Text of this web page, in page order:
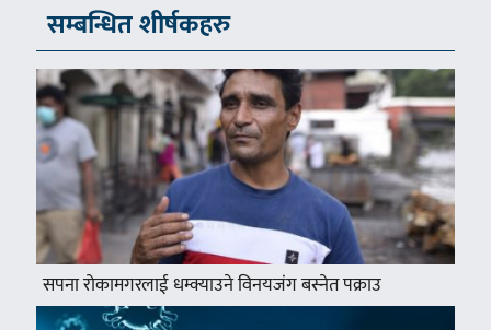
सम्बन्धित शीर्षकहरु
सपना रोकामगरलाई धम्क्याउने विनयजंग बस्नेत पक्राउ